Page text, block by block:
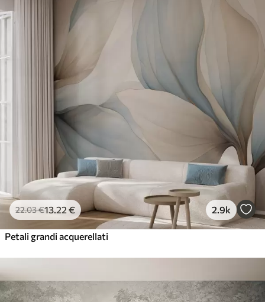
22.03€13.22 € 2.9k
Petali grandi acquerellati